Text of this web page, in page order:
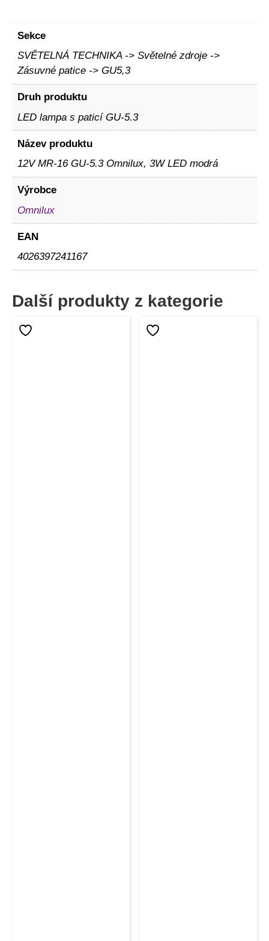
Sekce
SVĚTELNÁ TECHNIKA -> Světelné zdroje ->
Zásuvné patice -> GU5,3
Druh produktu
LED lampa s paticí GU-5.3
Název produktu
12V MR-16 GU-5.3 Omnilux, 3W LED modrá
Výrobce
Omnilux
EAN
4026397241167
Další produkty z kategorie